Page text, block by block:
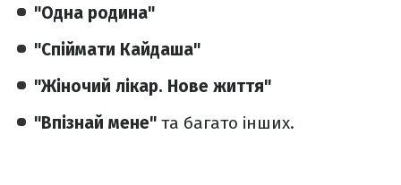
"Одна родина"
"Спіймати Кайдаша"
"Жіночий лікар. Нове життя"
"Впізнай мене" та багато інших.